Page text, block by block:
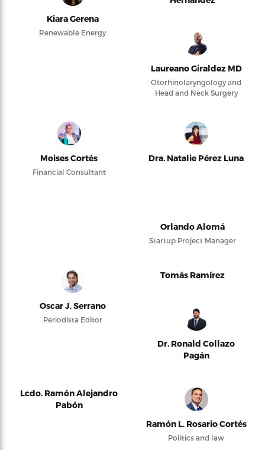
Kiara Gerena
Renewable Energy
Laureano Giraldez MD
Otorhinolaryngology and
Head and Neck Surgery
Moises Cortés
Financial Consultant
Dra. Natalie Pérez Luna
Orlando Alomá
Startup Project Manager
Oscar J. Serrano
Periodista Editor
Tomás Ramírez
Dr. Ronald Collazo
Pagán
Lcdo. Ramón Alejandro
Pabón
Ramón L. Rosario Cortés
Politics and law